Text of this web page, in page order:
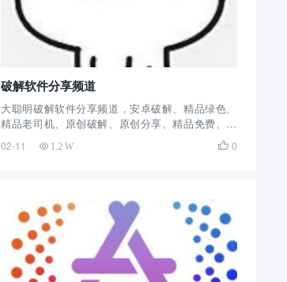
破解软件分享频道
大聪明破解软件分享频道，安卓破解、精品绿色、
精品老司机、原创破解、原创分享、精品免费、免
费独家、资源放送。 官方账号：@dcmpj 群组简
介：这个电报群创建的时间挺长的，分享安卓破
02-11 1.2 W  0